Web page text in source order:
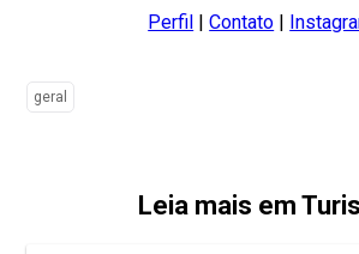
Perfil |Contato |
geral
Leia mais em